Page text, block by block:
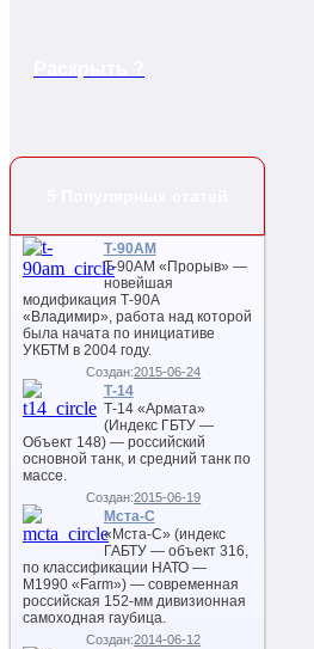
Т-90АМ
Т-90АМ «Прорыв» —
новейшая
модификация Т-90А
«Владимир», работа над которой
была начата по инициативе
УКБТМ в 2004 году.
Создан:2015-06-24
Т-14
Т-14 «Армата»
(Индекс ГБТУ —
Объект 148) — российский
основной танк, и средний танк по
массе.
Создан:2015-06-19
Мста-С
«Мста-С» (индекс
ГАБТУ — объект 316,
по классификации НАТО —
M1990 «Farm») — современная
российская 152-мм дивизионная
самоходная гаубица.
Создан:2014-06-12